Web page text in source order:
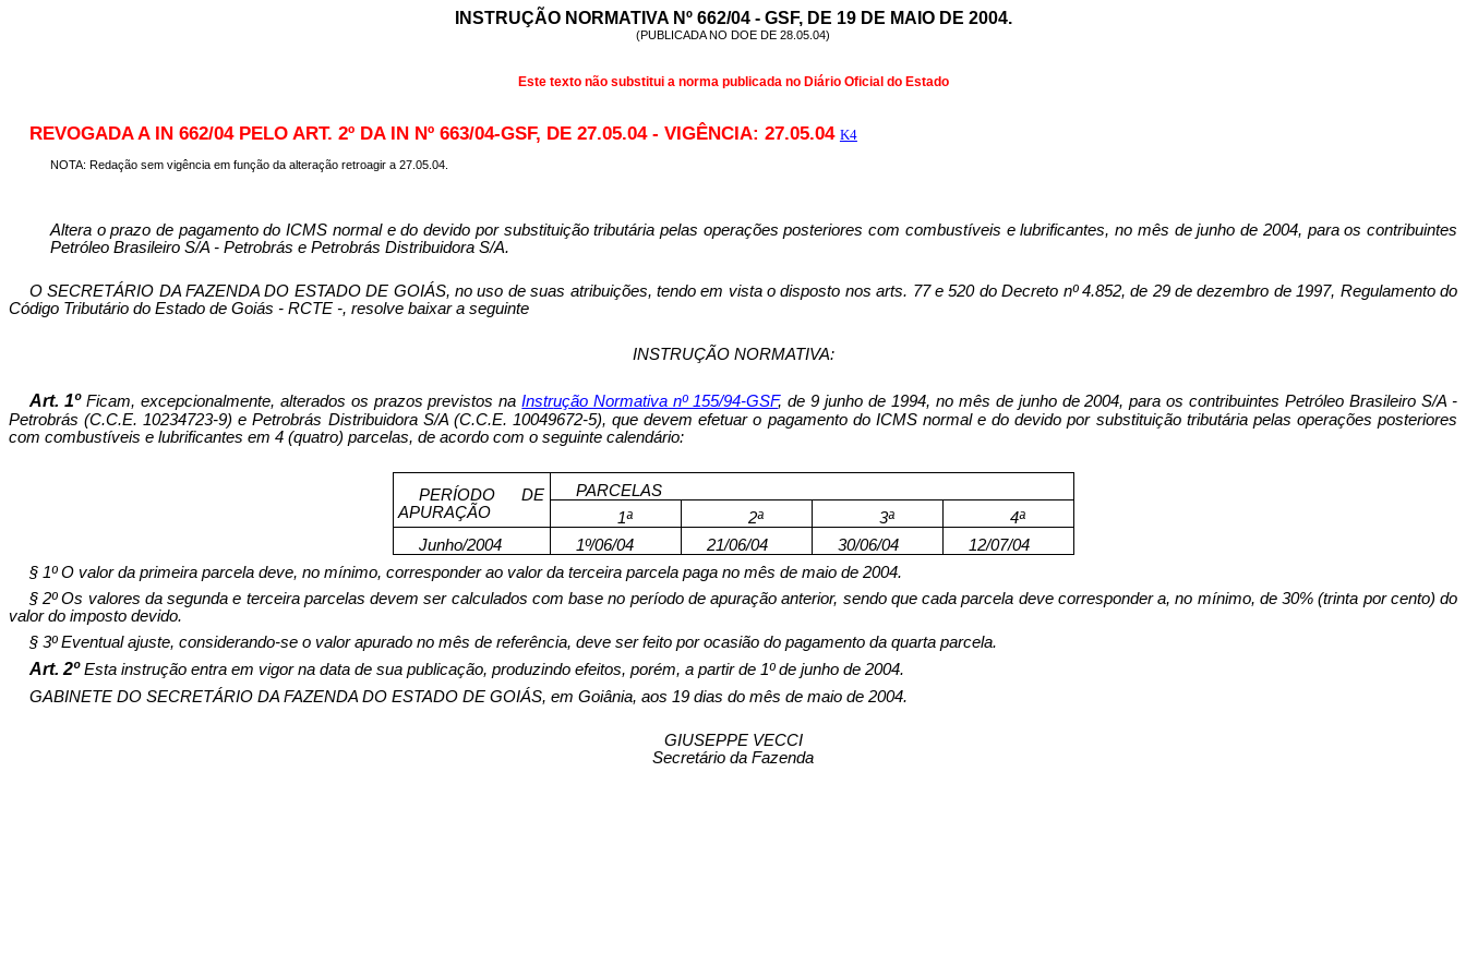
INSTRUÇÃO NORMATIVA Nº 662/04 - GSF, DE 19 DE MAIO DE 2004.
(PUBLICADA NO DOE DE 28.05.04)
Este texto não substitui a norma publicada no Diário Oficial do Estado
REVOGADA A IN 662/04 PELO ART. 2º DA IN Nº 663/04-GSF, DE 27.05.04 - VIGÊNCIA: 27.05.04 K4
NOTA: Redação sem vigência em função da alteração retroagir a 27.05.04.
Altera o prazo de pagamento do ICMS normal e do devido por substituição tributária pelas operações posteriores com combustíveis e lubrificantes, no mês de junho de 2004, para os contribuintes
Petróleo Brasileiro S/A - Petrobrás e Petrobrás Distribuidora S/A.
O SECRETÁRIO DA FAZENDA DO ESTADO DE GOIÁS, no uso de suas atribuições, tendo em vista o disposto nos arts. 77 e 520 do Decreto nº 4.852, de 29 de dezembro de 1997, Regulamento do
Código Tributário do Estado de Goiás - RCTE -, resolve baixar a seguinte
INSTRUÇÃO NORMATIVA:
Art. 1ºFicam, excepcionalmente, alterados os prazos previstos naInstrução Normativa nº 155/94-GSF, de 9 junho de 1994, no mês de junho de 2004, para os contribuintes Petróleo Brasileiro S/A -
Petrobrás (C.C.E. 10234723-9) e Petrobrás Distribuidora S/A (C.C.E. 10049672-5), que devem efetuar o pagamento do ICMS normal e do devido por substituição tributária pelas operações posteriores
com combustíveis e lubrificantes em 4 (quatro) parcelas, de acordo com o seguinte calendário:
PERÍODO DE
APURAÇÃO
PARCELAS
1ª
2ª 3ª
4ª
Junho/2004
1º/06/04 21/06/04 30/06/04
12/07/04
§ 1º O valor da primeira parcela deve, no mínimo, corresponder ao valor da terceira parcela paga no mês de maio de 2004.
§ 2º Os valores da segunda e terceira parcelas devem ser calculados com base no período de apuração anterior, sendo que cada parcela deve corresponder a, no mínimo, de 30% (trinta por cento) do
valor do imposto devido.
§ 3º Eventual ajuste, considerando-se o valor apurado no mês de referência, deve ser feito por ocasião do pagamento da quarta parcela.
Art. 2ºEsta instrução entra em vigor na data de sua publicação, produzindo efeitos, porém, a partir de 1º de junho de 2004.
GABINETE DO SECRETÁRIO DA FAZENDA DO ESTADO DE GOIÁS, em Goiânia, aos 19 dias do mês de maio de 2004.
GIUSEPPE VECCI
Secretário da Fazenda